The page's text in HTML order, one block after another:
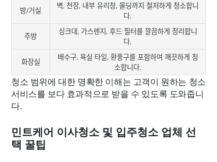
방/거실
벽, 천장, 내부 유리창, 몰딩까지 철저하게 청소합니
다.
주방
싱크대, 가스렌지, 후드 필터를 깔끔하게 정리합니
다.
화장실
배수구, 욕실 타일, 환풍구를 포함하여 깨끗하게 청
소합니다.
청소 범위에 대한 명확한 이해는 고객이 원하는 청소
서비스를 보다 효과적으로 받을 수 있도록 도와줍니
다.
민트케어 이사청소 및 입주청소 업체 선
택 꿀팁